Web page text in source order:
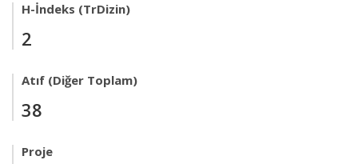
H-İndeks (TrDizin)
2
Atıf (Diğer Toplam)
38
Proje